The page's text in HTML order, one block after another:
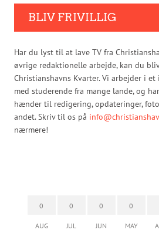
BLIV FRIVILLIG
Har du lyst til at lave TV fra
øvrige redaktionelle arbejde, kan du
Christianshavns Kvarter. Vi arbejder i
med studerende fra mange lande, og
hænder til redigering, opdateringer,
andet. Skriv til os på
nærmere!
0
AUG
0
JUL
0
JUN
0
MAY